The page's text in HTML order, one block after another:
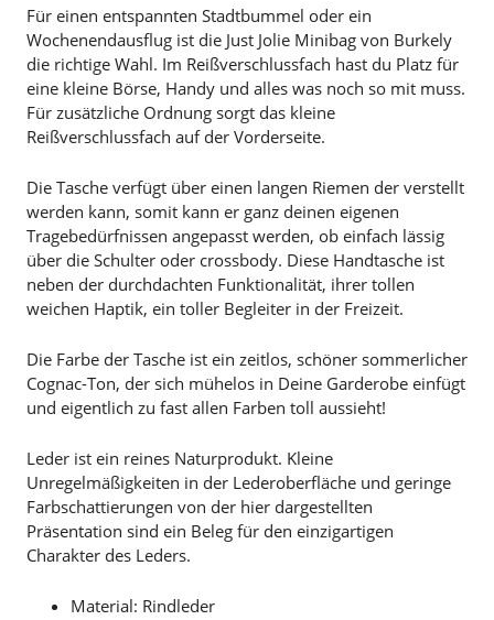
Für einen entspannten Stadtbummel oder ein
Wochenendausflug ist die Just Jolie Minibag von Burkely
die richtige Wahl. Im Reißverschlussfach hast du Platz für
eine kleine Börse, Handy und alles was noch so mit muss.
Für zusätzliche Ordnung sorgt das kleine
Reißverschlussfach auf der Vorderseite.
Die Tasche verfügt über einen langen Riemen der verstellt
werden kann, somit kann er ganz deinen eigenen
Tragebedürfnissen angepasst werden, ob einfach lässig
über die Schulter oder crossbody. Diese Handtasche ist
neben der durchdachten Funktionalität, ihrer tollen
weichen Haptik, ein toller Begleiter in der Freizeit.
Die Farbe der Tasche ist ein zeitlos, schöner sommerlicher
Cognac-Ton, der sich mühelos in Deine Garderobe einfügt
und eigentlich zu fast allen Farben toll aussieht!
Leder ist ein reines Naturprodukt. Kleine
Unregelmäßigkeiten in der Lederoberfläche und geringe
Farbschattierungen von der hier dargestellten
Präsentation sind ein Beleg für den einzigartigen
Charakter des Leders.
Material: Rindleder